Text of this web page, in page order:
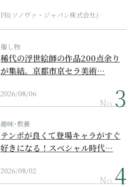
PR(ソノヴァ・ジャパン株式会社)
催し物
稀代の浮世絵師の作品200点余り
が集結。京都市京セラ美術…
2026/08/06
No.
趣味･教養
テンポが良くて登場キャラがすぐ
好きになる！スペシャル時代…
2026/08/02
No.